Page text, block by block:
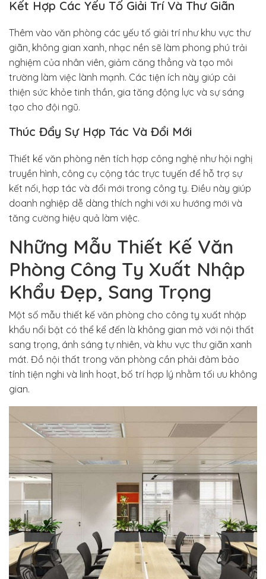
Kết Hợp Các Yếu Tố Giải Trí Và Thư Giãn
Thêm vào văn phòng các yếu tố giải trí như khu vực thư
giãn, không gian xanh, nhạc nền sẽ làm phong phú trải
nghiệm của nhân viên, giảm căng thẳng và tạo môi
trường làm việc lành mạnh. Các tiện ích này giúp cải
thiện sức khỏe tinh thần, gia tăng động lực và sự sáng
tạo cho đội ngũ.
Thúc Đẩy Sự Hợp Tác Và Đổi Mới
Thiết kế văn phòng nên tích hợp công nghệ như hội nghị
truyền hình, công cụ cộng tác trực tuyến để hỗ trợ sự
kết nối, hợp tác và đổi mới trong công ty. Điều này giúp
doanh nghiệp dễ dàng thích nghi với xu hướng mới và
tăng cường hiệu quả làm việc.
Những Mẫu Thiết Kế Văn
Phòng Công Ty Xuất Nhập
Khẩu Đẹp, Sang Trọng
Một số mẫu thiết kế văn phòng cho công ty xuất nhập
khẩu nổi bật có thể kể đến là không gian mở với nội thất
sang trọng, ánh sáng tự nhiên, và khu vực thư giãn xanh
mát. Đồ nội thất trong văn phòng cần phải đảm bảo
tính tiện nghi và linh hoạt, bố trí hợp lý nhằm tối ưu không
gian.